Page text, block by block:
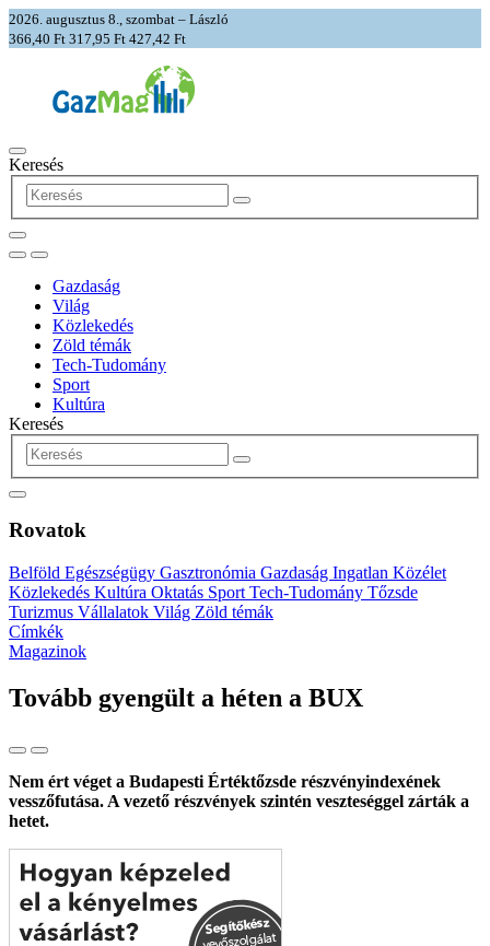
2026. augusztus 8., szombat – László
366,40 Ft 317,95 Ft 427,42 Ft
Keresés
Gazdaság
Világ
Közlekedés
Zöld témák
Tech-Tudomány
Sport
Kultúra
Keresés
Rovatok
Belföld Egészségügy Gasztronómia Gazdaság Ingatlan Közélet
Közlekedés Kultúra Oktatás Sport Tech-Tudomány Tőzsde
Turizmus Vállalatok Világ Zöld témák
Címkék
Magazinok
Tovább gyengült a héten a BUX
Nem ért véget a Budapesti Értéktőzsde részvényindexének
vesszőfutása. A vezető részvények szintén veszteséggel zárták a
hetet.